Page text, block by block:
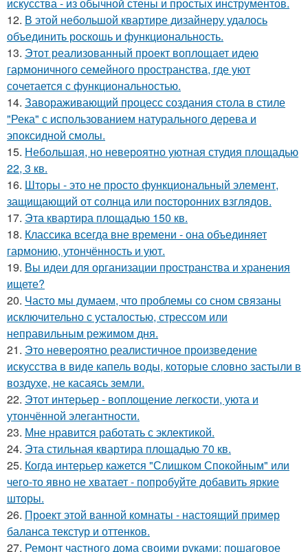
12. В этой небольшой квартире дизайнеру удалось
объединить роскошь и функциональность.
13. Этот реализованный проект воплощает идею
гармоничного семейного пространства, где уют
сочетается с функциональностью.
14. Завораживающий процесс создания стола в стиле
"Река" с использованием натурального дерева и
эпоксидной смолы.
15. Небольшая, но невероятно уютная студия площадью
22, 3 кв.
16. Шторы - это не просто функциональный элемент,
защищающий от солнца или посторонних взглядов.
17. Эта квартира площадью 150 кв.
18. Классика всегда вне времени - она объединяет
гармонию, утончённость и уют.
19. Вы идеи для организации пространства и хранения
ищете?
20. Часто мы думаем, что проблемы со сном связаны
исключительно с усталостью, стрессом или
неправильным режимом дня.
21. Это невероятно реалистичное произведение
искусства в виде капель воды, которые словно застыли в
воздухе, не касаясь земли.
22. Этот интерьер - воплощение легкости, уюта и
утончённой элегантности.
23. Мне нравится работать с эклектикой.
24. Эта стильная квартира площадью 70 кв.
25. Когда интерьер кажется "Слишком Спокойным" или
чего-то явно не хватает - попробуйте добавить яркие
шторы.
26. Проект этой ванной комнаты - настоящий пример
баланса текстур и оттенков.
27. Ремонт частного дома своими руками: пошаговое